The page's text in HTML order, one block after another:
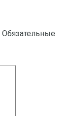
Обязательные